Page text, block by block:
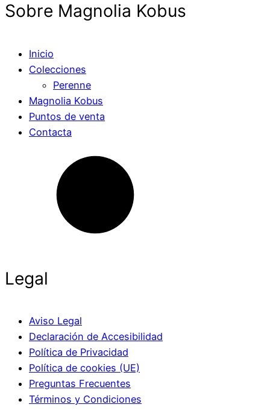
Sobre Magnolia Kobus
Inicio
Colecciones
Perenne
Magnolia Kobus
Puntos de venta
Contacta
Legal
Aviso Legal
Declaración de Accesibilidad
Política de Privacidad
Política de cookies (UE)
Preguntas Frecuentes
Términos y Condiciones